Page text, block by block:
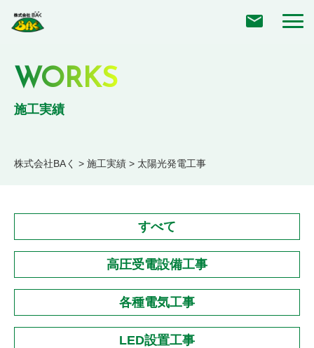
WORKS
施工実績
株式会社BAく > 施工実績 > 太陽光発電工事
すべて
高圧受電設備工事
各種電気工事
LED設置工事